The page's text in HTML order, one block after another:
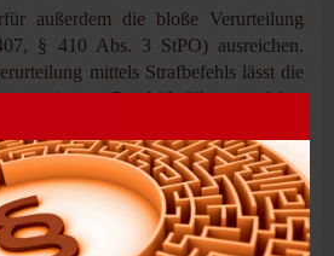
außerdem die bloße Verurteilung
§ 410 Abs. 3 StPO) ausreichen.
mittels Strafbefehls lässt die
eines Geschäftsführers daher
muss die Eintragung des GmbH-
§ 395 Abs. 1 S. 1 FamFG von Amts
löschen.